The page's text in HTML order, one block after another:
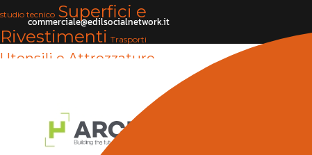
commerciale@edilsocialnetwork.it
studio tecnico Superfici e
Rivestimenti Trasporti
Utensili e Attrezzature